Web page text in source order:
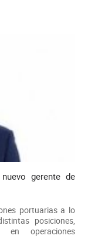
gerente de
portuarias a lo
posiciones,
en operaciones